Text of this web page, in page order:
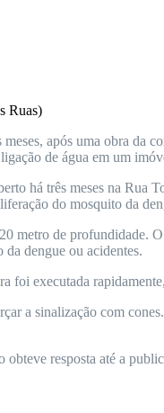
Ruas)
após uma obra da
de água em um
há três meses na Rua
do mosquito da
metro de profundidade.
dengue ou acidentes.
foi executada
a sinalização com
resposta até a